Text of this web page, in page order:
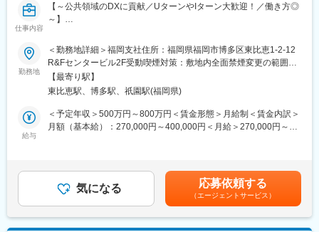
・在庫状況を踏まえた販売計画・施策の立案・調整
・CRM・広告・制作など関係部署と連携した売上拡大施策の推進
・商品別売上・競合・過去実績などの分析
・分析結果をもとにした改善提案・施策立案
・PDCAサイクルを回しながら継続的な運営改善
■魅力：
【やりがい】
◎自ら企画し実行した取り組みが、売上やユーザーの反応に直結
◎メンバー1人ひとりの挑戦や成長を応援する文化があり、自由に
仕事内容
【～公共領域のDXに貢献／UターンやIターン大歓迎！／働き方◎
～】
■業務概要
公共分野におけるDX推進ニーズの高まりに対応するため、既存顧
客との関係を深化させるとともに、新規顧客の開拓を積極的に推
進していただきます。顧客の潜在的な課題を深くヒアリングし、
最適なソリューションを企画・提案することで、地域社会の発展
に貢献し、当社のプレゼンスを確立します。
案件のリード発掘から案件推進、入札対応、契約締結、その後の
営業フェーズにおけるプロジェクト推進までSEや他部門と協働し
■業務詳細
・九州・中国エリアの公共機関に対する新規顧客開拓活動
勤務地
＜勤務地詳細＞福岡支社住所：福岡県福岡市博多区東比恵1-2-12
R&Fセンタービル2F受動喫煙対策：敷地内全面禁煙変更の範囲：
会社の定める事業所
【最寄り駅】
東比恵駅、博多駅、祇園駅(福岡県)
給与
＜予定年収＞500万円～800万円＜賃金形態＞月給制＜賃金内訳＞
月額（基本給）：270,000円～400,000円＜月給＞270,000円～
月給(月額)は固定手当を含めた表記です。
気になる 応募依頼する
（エージェントサービス）